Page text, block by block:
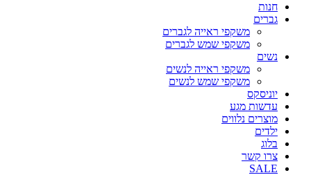
חנות
גברים
משקפי ראייה לגברים
משקפי שמש לגברים
נשים
משקפי ראייה לנשים
משקפי שמש לנשים
יוניסקס
עדשות מגע
מוצרים נלווים
ילדים
בלוג
צרו קשר
SALE